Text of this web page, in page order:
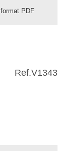
format PDF
Ref.V1343